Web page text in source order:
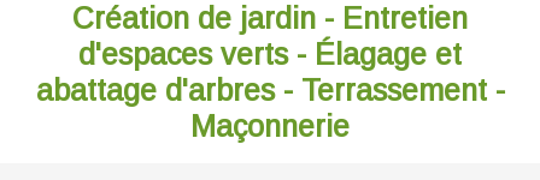
Création de jardin - Entretien
d'espaces verts - Élagage et
abattage d'arbres - Terrassement -
Maçonnerie